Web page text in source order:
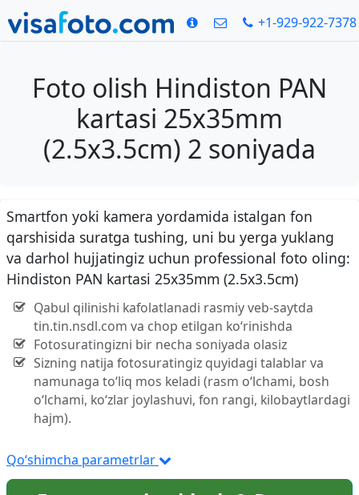
+1-929-922-7378
Foto olish Hindiston PAN
kartasi 25x35mm
(2.5x3.5cm) 2 soniyada
Smartfon yoki kamera yordamida istalgan fon
qarshisida suratga tushing, uni bu yerga yuklang
va darhol hujjatingiz uchun professional foto oling:
Hindiston PAN kartasi 25x35mm (2.5x3.5cm)
Qabul qilinishi kafolatlanadi rasmiy veb-saytda
tin.tin.nsdl.com va chop etilgan ko‘rinishda
Fotosuratingizni bir necha soniyada olasiz
Sizning natija fotosuratingiz quyidagi talablar va
namunaga to‘liq mos keladi (rasm o‘lchami, bosh
o‘lchami, ko‘zlar joylashuvi, fon rangi, kilobaytlardagi
hajm).
Qo‘shimcha parametrlar